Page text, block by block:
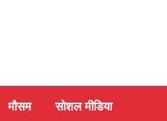
मौसम सोशल मीडिया